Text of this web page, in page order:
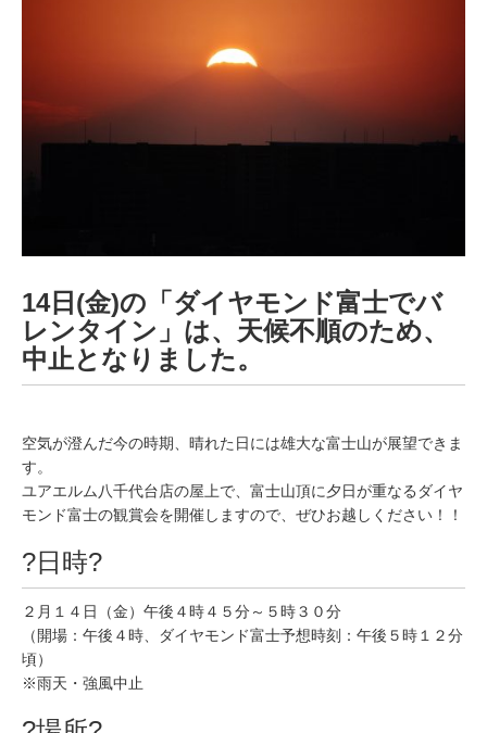
4
14日(金)の「ダイヤモンド富士でバ
レンタイン」は、天候不順のため、
中止となりました。
空気が澄んだ今の時期、晴れた日には雄大な富士山が展望できま
す。
ユアエルム八千代台店の屋上で、富士山頂に夕日が重なるダイヤ
モンド富士の観賞会を開催しますので、ぜひお越しください！！
?日時?
２月１４日（金）午後４時４５分～５時３０分
（開場：午後４時、ダイヤモンド富士予想時刻：午後５時１２分
頃）
※雨天・強風中止